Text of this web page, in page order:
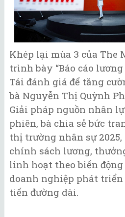
Khép lại mùa 3 của The
trình bày “Báo cáo
Tái đánh giá để tăng
bà Nguyễn Thị Quỳnh
Giải pháp nguồn nhân
phiên, bà chia sẻ bức
thị trường nhân sự
chính sách lương,
linh hoạt theo biến
doanh nghiệp phát
tiến đường dài.